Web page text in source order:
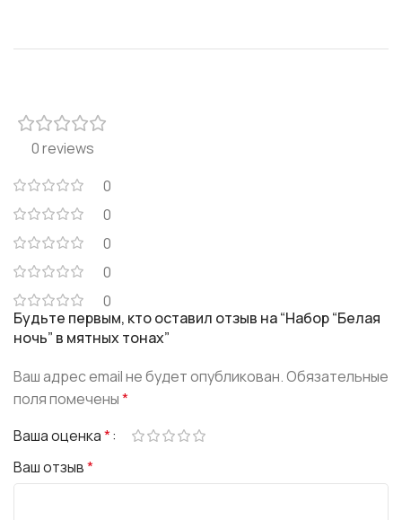
0 reviews
0
0
0
0
0
Будьте первым, кто оставил отзыв на “Набор “Белая
ночь” в мятных тонах”
Ваш адрес email не будет опубликован.Обязательные
поля помечены*
Ваша оценка*
Ваш отзыв*